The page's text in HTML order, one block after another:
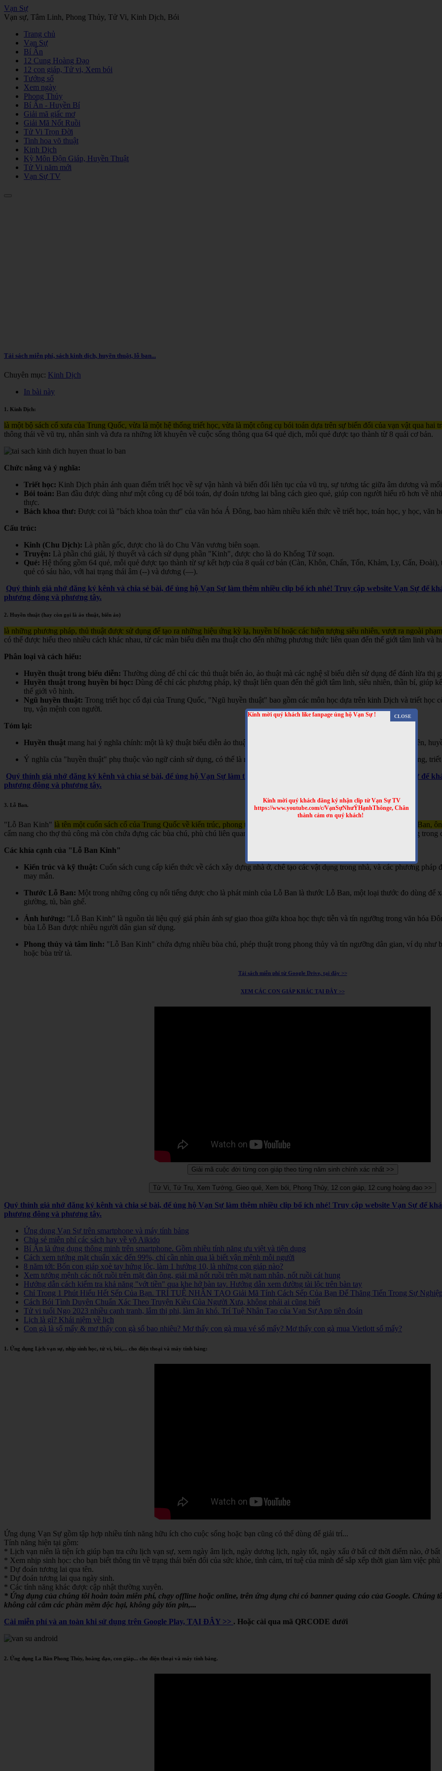
Kính mời quý khách like fanpage ủng hộ Vạn Sự !
Kính mời quý khách đăng ký nhận clip từ Vạn Sự TV
https://www.youtube.com/c/VạnSựNhưÝHạnhThônge, Chân
thành cảm ơn quý khách!
Vạn Sự
Vạn sự, Tâm Linh, Phong Thủy, Tử Vi, Kinh Dịch, Bói
Trang chủ
Vạn Sự
Bí Ẩn
12 Cung Hoàng Đạo
12 con giáp, Tử vi, Xem bói
Tướng số
Xem ngày
Phong Thủy
Bí Ẩn - Huyền Bí
Giải mã giấc mơ
Giải Mã Nốt Ruồi
Tử Vi Trọn Đời
Tinh hoa võ thuật
Kinh Dịch
Kỳ Môn Độn Giáp, Huyền Thuật
Tử Vi năm mới
Vạn Sự TV
Tải sách miễn phí, sách kinh dịch, huyền thuật, lỗ ban...
Chuyên mục: Kinh Dịch
In bài này
1. Kinh Dịch:
là một bộ sách cổ xưa của Trung Quốc, vừa là một hệ thống triết học, vừa là một công cụ bói toán dựa trên sự biến đổi của vạn vật qua hai
thông thái về vũ trụ, nhân sinh và đưa ra những lời khuyên về cuộc sống thông qua 64 quẻ dịch, mỗi quẻ được tạo thành từ 8 quái cơ bản.
Chức năng và ý nghĩa:
Triết học: Kinh Dịch phản ánh quan điểm triết học về sự vận hành và biến đổi liên tục của vũ trụ, sự tương tác giữa âm dương và
Bói toán: Ban đầu được dùng như một công cụ để bói toán, dự đoán tương lai bằng cách gieo quẻ, giúp con người hiểu rõ hơn về
thực.
Bách khoa thư: Được coi là "bách khoa toàn thư" của văn hóa Á Đông, bao hàm nhiều kiến thức về triết học, toán học, y học, văn
Cấu trúc:
Kinh (Chu Dịch): Là phần gốc, được cho là do Chu Văn vương biên soạn.
Truyện: Là phần chú giải, lý thuyết và cách sử dụng phần "Kinh", được cho là do Khổng Tử soạn.
Quẻ: Hệ thống gồm 64 quẻ, mỗi quẻ được tạo thành từ sự kết hợp của 8 quái cơ bản (Càn, Khôn, Chấn, Tốn, Khảm, Ly, Cấn,
quẻ có sáu hào, với hai trạng thái âm (--) và dương (—).
Quý thính giả nhớ đăng ký kênh và chia sẻ bài, để ủng hộ Vạn Sự làm thêm nhiều clip bổ ích nhé! Truy cập website Vạn Sự để
phương đông và phương tây.
2. Huyền thuật (hay còn gọi là ảo thuật, biến ảo)
là những phương pháp, thủ thuật được sử dụng để tạo ra những hiệu ứng kỳ lạ, huyền bí hoặc các hiện tượng siêu nhiên, vượt ra ngoài
có thể được hiểu theo nhiều cách khác nhau, từ các màn biểu diễn ma thuật cho đến những phương thức liên quan đến thế giới tâm linh và
Phân loại và cách hiểu:
Huyền thuật trong biểu diễn: Thường dùng để chỉ các thủ thuật biến ảo, ảo thuật mà các nghệ sĩ biểu diễn sử dụng để đánh lừa thị
Huyền thuật trong huyền bí học: Dùng để chỉ các phương pháp, kỹ thuật liên quan đến thế giới tâm linh, siêu nhiên, thần bí, giúp
thế giới vô hình.
Ngũ huyền thuật: Trong triết học cổ đại của Trung Quốc, "Ngũ huyền thuật" bao gồm các môn học dựa trên kinh Dịch và triết học
trụ, vận mệnh con người.
Tóm lại:
Huyền thuật mang hai ý nghĩa chính: một là kỹ thuật biểu diễn ảo thuật, hai là phương pháp giải thích các hiện tượng siêu nhiên,
Ý nghĩa của "huyền thuật" phụ thuộc vào ngữ cảnh sử dụng, có thể là một hình thức giải trí hoặc là một phần của các tín ngưỡng,
Quý thính giả nhớ đăng ký kênh và chia sẻ bài, để ủng hộ Vạn Sự làm thêm nhiều clip bổ ích nhé! Truy cập website Vạn Sự để
phương đông và phương tây.
3. Lỗ Ban.
"Lỗ Ban Kinh" là tên một cuốn sách cổ của Trung Quốc về kiến trúc, phong thủy và kỹ thuật xây dựng, gắn liền với tên tuổi của Lỗ Ban,
cẩm nang cho thợ thủ công mà còn chứa đựng các bùa chú, phù chú liên quan đến việc xây nhà, làm đồ đạc, và đôi khi được sử dụng
Các khía cạnh của "Lỗ Ban Kinh"
Kiến trúc và kỹ thuật: Cuốn sách cung cấp kiến thức về cách xây dựng nhà ở, chế tạo các vật dụng trong nhà, và các phương
may mắn.
Thước Lỗ Ban: Một trong những công cụ nổi tiếng được cho là phát minh của Lỗ Ban là thước Lỗ Ban, một loại thước đo dùng để
giường, tủ, bàn ghế.
Ảnh hưởng: "Lỗ Ban Kinh" là nguồn tài liệu quý giá phản ánh sự giao thoa giữa khoa học thực tiễn và tín ngưỡng trong văn hóa
bùa Lỗ Ban được nhiều người dân gian sử dụng.
Phong thủy và tâm linh: "Lỗ Ban Kinh" chứa đựng nhiều bùa chú, phép thuật trong phong thủy và tín ngưỡng dân gian, ví dụ như
hoặc bùa trừ tà.
Tải sách miễn phí từ Google Drive, tại đây >>
XEM CÁC CON GIÁP KHÁC TẠI ĐÂY >>
Quý thính giả nhớ đăng ký kênh và chia sẻ bài, để ủng hộ Vạn Sự làm thêm nhiều clip bổ ích nhé! Truy cập website Vạn Sự để
phương đông và phương tây.
Ứng dụng Vạn Sự trên smartphone và máy tính bảng
Chia sẻ miễn phí các sách hay về võ Aikido
Bí Ẩn là ứng dụng thông minh trên smartphone. Gồm nhiều tính năng ưu việt và tiện dụng
Cách xem tướng mặt chuẩn xác đến 99%, chỉ cần nhìn qua là biết vận mệnh mỗi người
8 năm tới: Bốn con giáp xoè tay hứng lộc, làm 1 hưởng 10, là những con giáp nào?
Xem tướng mệnh các nốt ruồi trên mặt đàn ông, giải mã nốt ruồi trên mặt nam nhân, nốt ruồi cát hung
Hướng dẫn cách kiểm tra khả năng "vớt tiền" qua khe hở bàn tay. Hướng dẫn xem đường tài lộc trên bàn tay
Chỉ Trong 1 Phút Hiểu Hết Sếp Của Bạn. TRÍ TUỆ NHÂN TẠO Giải Mã Tính Cách Sếp Của Bạn Để Thăng Tiến Trong Sự Nghiệp
Cách Bói Tình Duyên Chuẩn Xác Theo Truyện Kiều Của Người Xưa, không phải ai cũng biết
Tử vi tuổi Ngọ 2023 nhiều cạnh tranh, lắm thị phi, làm ăn khó. Trí Tuệ Nhân Tạo của Vạn Sự App tiên đoán
Lịch là gì? Khái niệm về lịch
Con gà là số mấy & mơ thấy con gà số bao nhiêu? Mơ thấy con gà mua vé số mấy? Mơ thấy con gà mua Vietlott số mấy?
1. Ứng dụng Lịch vạn sự, nhịp sinh học, tử vi, bói,... cho điện thoại và máy tính bảng:
Ứng dụng Vạn Sự gồm tập hợp nhiều tính năng hữu ích cho cuộc sống hoặc bạn cũng có thể dùng để giải trí...
Tính năng hiện tại gồm:
* Lịch vạn niên là tiện ích giúp bạn tra cứu lịch vạn sự, xem ngày âm lịch, ngày dương lịch, ngày tốt, ngày xấu ở bất cứ thời điểm nào, ở bất
* Xem nhịp sinh học: cho bạn biết thông tin về trạng thái biến đổi của sức khỏe, tình cảm, trí tuệ của mình để sắp xếp thời gian làm việc phù
* Dự đoán tương lai qua tên.
* Dự đoán tương lai qua ngày sinh.
* Các tính năng khác được cập nhật thường xuyên.
* Ứng dụng của chúng tôi hoàn toàn miễn phí, chạy offline hoặc online, trên ứng dụng chỉ có banner quảng cáo của Google. Chúng
không cài cắm các phần mềm độc hại, không gây tốn pin,...
Cài miễn phí và an toàn khi sử dụng trên Google Play, TẠI ĐÂY >> . Hoặc cài qua mã QRCODE dưới
2. Ứng dụng La Bàn Phong Thủy, hoàng đạo, con giáp... cho điện thoại và máy tính bảng.